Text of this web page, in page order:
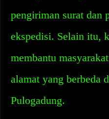
pengiriman surat dan
ekspedisi. Selain itu,
membantu
alamat yang berbeda
Pulogadung.